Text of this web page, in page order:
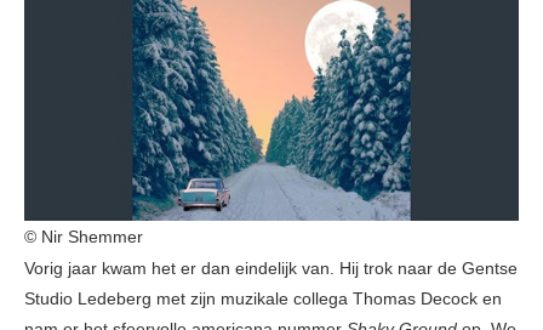
© Nir Shemmer
Vorig jaar kwam het er dan eindelijk van. Hij trok naar de Gentse
Studio Ledeberg met zijn muzikale collega Thomas Decock en